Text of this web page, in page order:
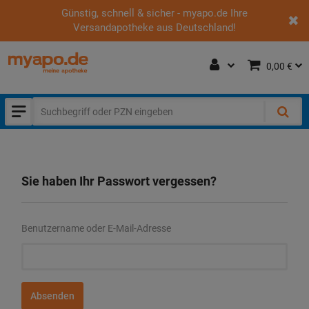
Günstig, schnell & sicher - myapo.de Ihre
Versandapotheke aus Deutschland!
0,00 €
Sie haben Ihr Passwort vergessen?
Benutzername oder E-Mail-Adresse
Absenden